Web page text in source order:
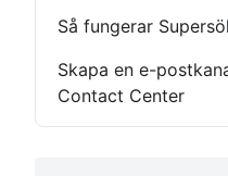
Så fungerar
Skapa en e-
Contact Center